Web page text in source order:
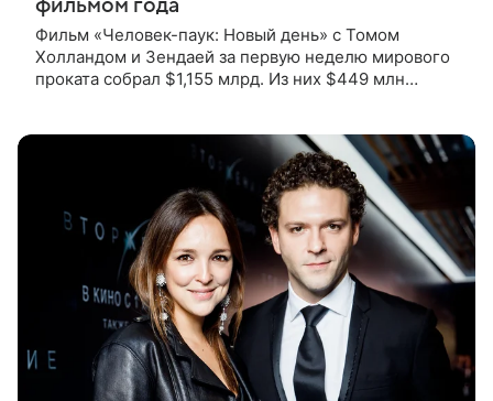
фильмом года
Фильм «Человек-паук: Новый день» с Томом
Холландом и Зендаей за первую неделю мирового
проката собрал $1,155 млрд. Из них $449 млн